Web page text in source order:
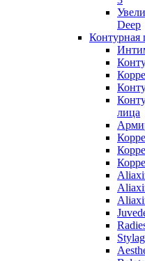
Deep
Контурная
лица